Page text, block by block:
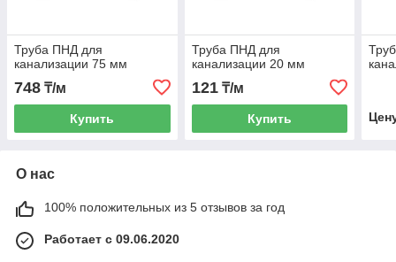
Труба ПНД для
канализации 75 мм
748 ₸/м
Купить
Труба ПНД для
канализации 20 мм
121₸/м
Купить
О нас
100% положительных из 5 отзывов за год
Работает с 09.06.2020